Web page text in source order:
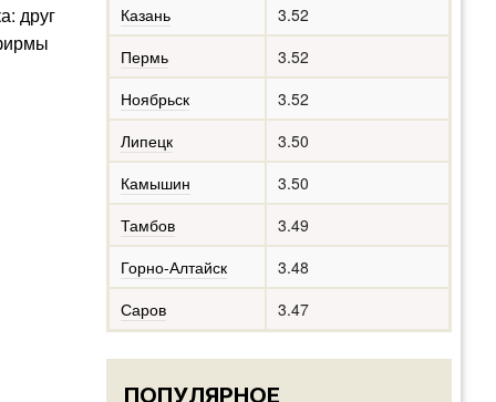
друг
Казань
3.52
Пермь
3.52
Ноябрьск
3.52
Липецк
3.50
Камышин
3.50
Тамбов
3.49
Горно-Алтайск
3.48
Саров
3.47
ПОПУЛЯРНОЕ